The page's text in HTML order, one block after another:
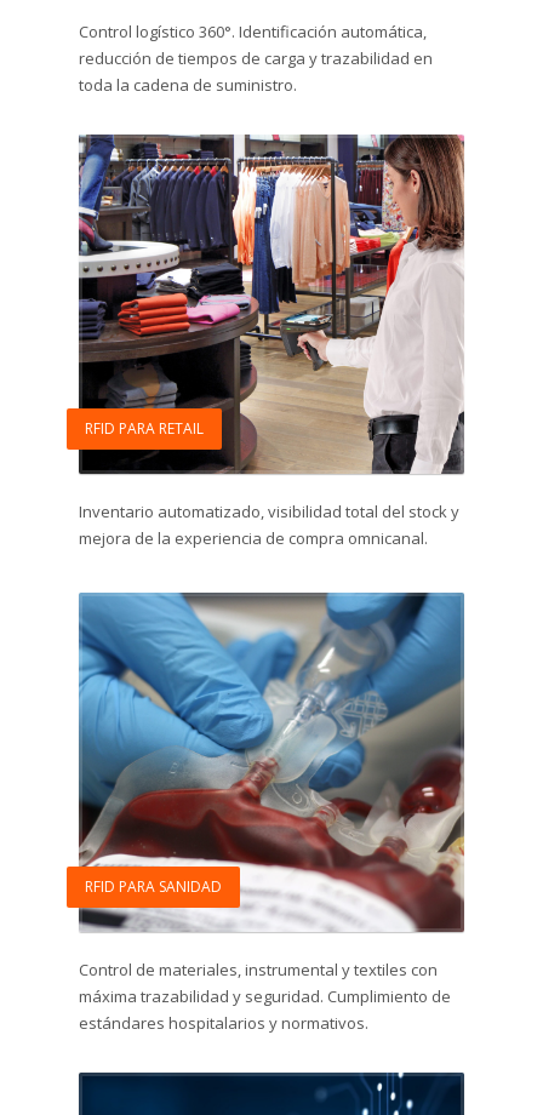
Control logístico 360°. Identificación automática,
reducción de tiempos de carga y trazabilidad en
toda la cadena de suministro.
RFID PARA RETAIL
Inventario automatizado, visibilidad total del stock y
mejora de la experiencia de compra omnicanal.
RFID PARA SANIDAD
Control de materiales, instrumental y textiles con
máxima trazabilidad y seguridad. Cumplimiento de
estándares hospitalarios y normativos.